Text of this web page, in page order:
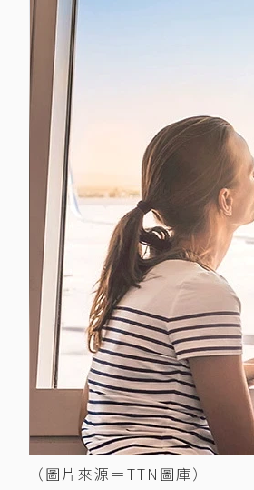
（圖片來源＝TTN圖庫）